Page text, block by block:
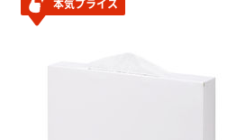
本気プライス